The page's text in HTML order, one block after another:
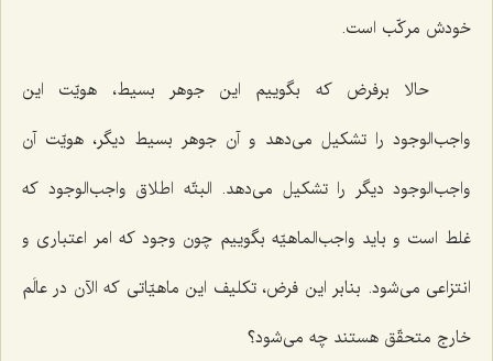
خودش مرکّب است.
حالا برفرض که بگوییم این جوهر بسیط، هویّت این
واجب‌الوجود را تشکیل می‌دهد و آن جوهر بسیط دیگر، هویّت آن
واجب‌الوجود دیگر را تشکیل می‌دهد. البتّه اطلاق واجب‌الوجود که
غلط است و باید واجب‌الماهیّه بگوییم چون وجود که امر اعتباری و
انتزاعی می‌شود. بنابر این فرض، تکلیف این ماهیّاتی که الآن در عالَم
خارج متحقّق هستند چه می‌شود؟